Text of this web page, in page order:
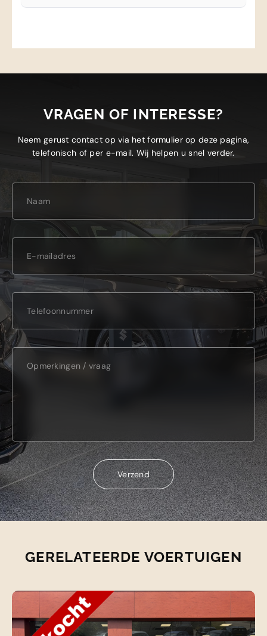
VRAGEN OF INTERESSE?
Neem gerust contact op via het formulier op deze pagina,
telefonisch of per e-mail. Wij helpen u snel verder.
Verzend
Verzend
GERELATEERDE VOERTUIGEN